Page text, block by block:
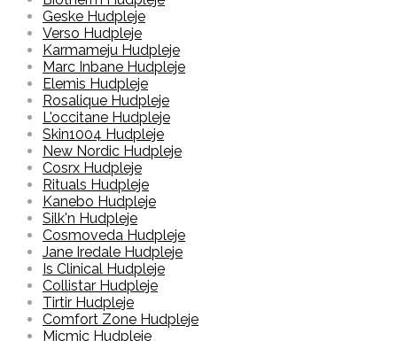
Geske Hudpleje
Verso Hudpleje
Karmameju Hudpleje
Marc Inbane Hudpleje
Elemis Hudpleje
Rosalique Hudpleje
L'occitane Hudpleje
Skin1004 Hudpleje
New Nordic Hudpleje
Cosrx Hudpleje
Rituals Hudpleje
Kanebo Hudpleje
Silk'n Hudpleje
Cosmoveda Hudpleje
Jane Iredale Hudpleje
Is Clinical Hudpleje
Collistar Hudpleje
Tirtir Hudpleje
Comfort Zone Hudpleje
Micmic Hudpleje